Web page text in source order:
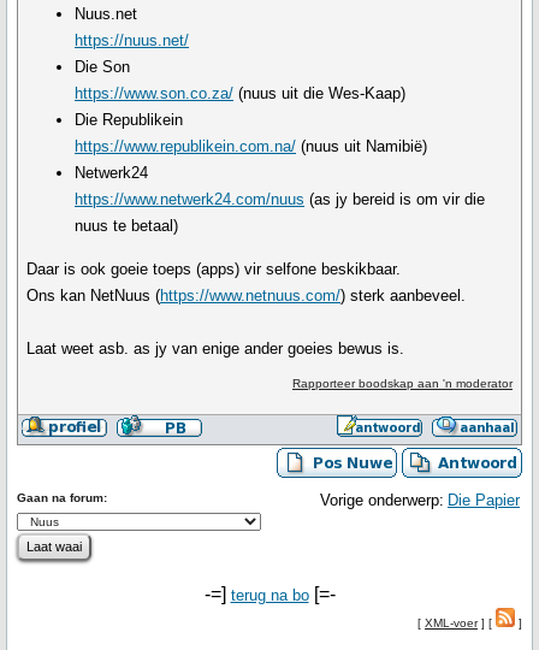
Nuus.net
https://nuus.net/
Die Son
https://www.son.co.za/ (nuus uit die Wes-Kaap)
Die Republikein
https://www.republikein.com.na/ (nuus uit Namibië)
Netwerk24
https://www.netwerk24.com/nuus (as jy bereid is om vir die
nuus te betaal)
Daar is ook goeie toeps (apps) vir selfone beskikbaar.
Ons kan NetNuus (https://www.netnuus.com/) sterk aanbeveel.
Laat weet asb. as jy van enige ander goeies bewus is.
Rapporteer boodskap aan 'n moderator
Vorige onderwerp: Die Papier
Gaan na forum:
-=] terug na bo[=-
[ XML-voer] [ ]